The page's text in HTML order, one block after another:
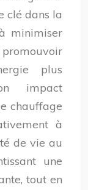
clé dans la
minimiser
plus
impact
chauffage
à
de vie au
une
tout en